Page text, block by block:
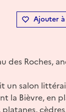
Ajouter
des Roches,
un salon
la Bièvre, en